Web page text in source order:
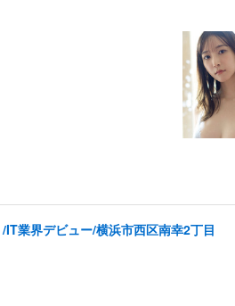
業界デビュー/横浜市西区南幸2丁目